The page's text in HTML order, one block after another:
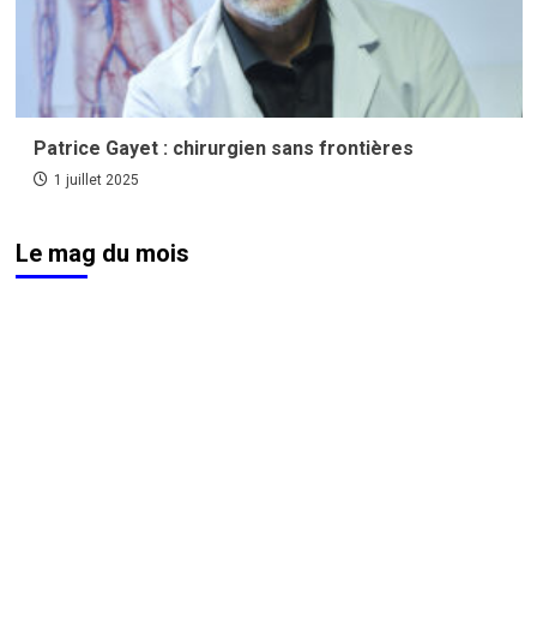
Patrice Gayet : chirurgien sans frontières
1 juillet 2025
Le mag du mois